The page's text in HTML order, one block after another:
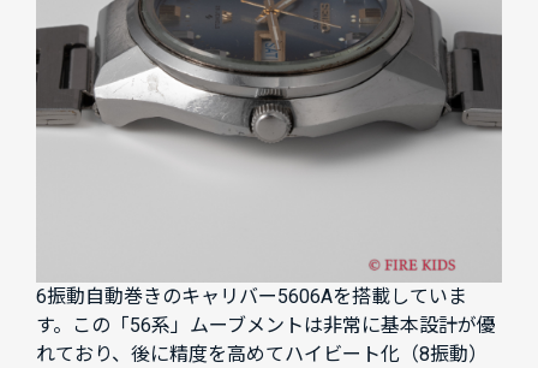
6振動自動巻きのキャリバー5606Aを搭載していま
す。この「56系」ムーブメントは非常に基本設計が優
れており、後に精度を高めてハイビート化（8振動）